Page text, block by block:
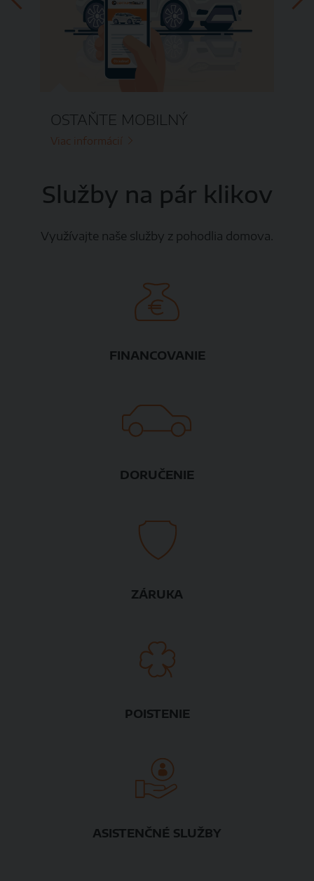
OSTAŇTE MOBILNÝ
Viac informácií
Služby na pár klikov
Využívajte naše služby z pohodlia domova.
FINANCOVANIE
DORUČENIE
ZÁRUKA
POISTENIE
ASISTENČNÉ SLUŽBY